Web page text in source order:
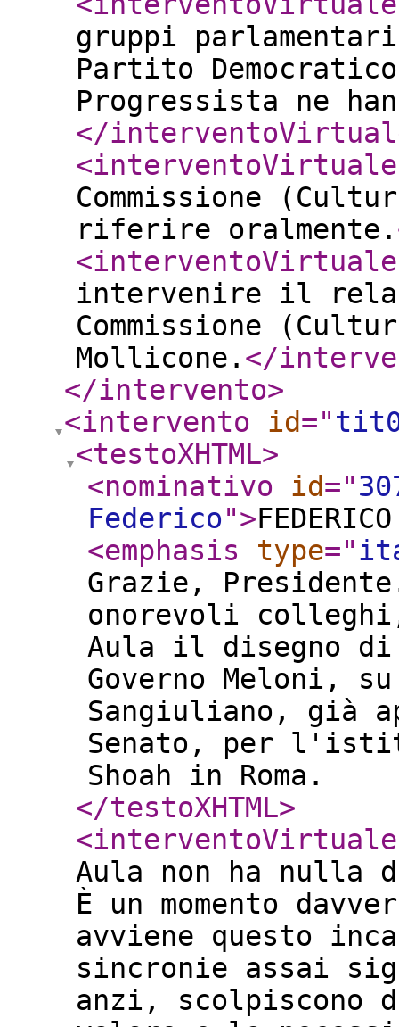
gruppi
Partito
Progressista ne
</
<interventoVirtuale
Commissione
riferire oralmente.
<interventoVirtuale
intervenire il
Commissione
Mollicone. </
</intervento>
<intervento
id="
<testoXHTML>
<nominativo
id="
Federico">
<emphasis
type="
Grazie,
onorevoli
Aula il disegno
Governo Meloni,
Sangiuliano, già
Senato, per
Shoah in Roma.
</testoXHTML>
<interventoVirtuale
Aula non ha nulla
È un momento
avviene questo
sincronie assai
anzi, scolpiscono